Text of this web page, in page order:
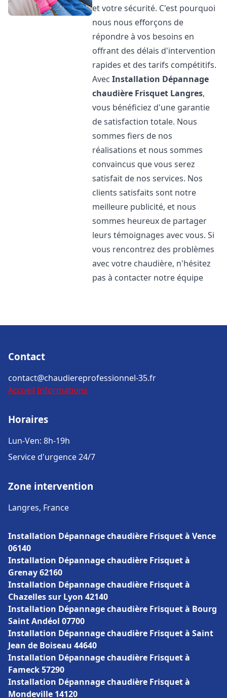
et votre sécurité. C'est pourquoi
nous nous efforçons de
répondre à vos besoins en
offrant des délais d'intervention
rapides et des tarifs compétitifs.
AvecInstallation Dépannage
chaudière Frisquet Langres,
vous bénéficiez d'une garantie
de satisfaction totale. Nous
sommes fiers de nos
réalisations et nous sommes
convaincus que vous serez
satisfait de nos services. Nos
clients satisfaits sont notre
meilleure publicité, et nous
sommes heureux de partager
leurs témoignages avec vous. Si
vous rencontrez des problèmes
avec votre chaudière, n'hésitez
pas à contacter notre équipe
Contact
contact@chaudiereprofessionnel-35.fr
Accueil Informations
Horaires
Lun-Ven: 8h-19h
Service d'urgence 24/7
Zone intervention
Langres, France
Installation Dépannage chaudière Frisquet à Vence
06140
Installation Dépannage chaudière Frisquet à
Grenay 62160
Installation Dépannage chaudière Frisquet à
Chazelles sur Lyon 42140
Installation Dépannage chaudière Frisquet à Bourg
Saint Andéol 07700
Installation Dépannage chaudière Frisquet à Saint
Jean de Boiseau 44640
Installation Dépannage chaudière Frisquet à
Fameck 57290
Installation Dépannage chaudière Frisquet à
Mondeville 14120